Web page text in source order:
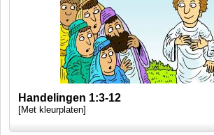
Handelingen 1:3-12
[Met kleurplaten]